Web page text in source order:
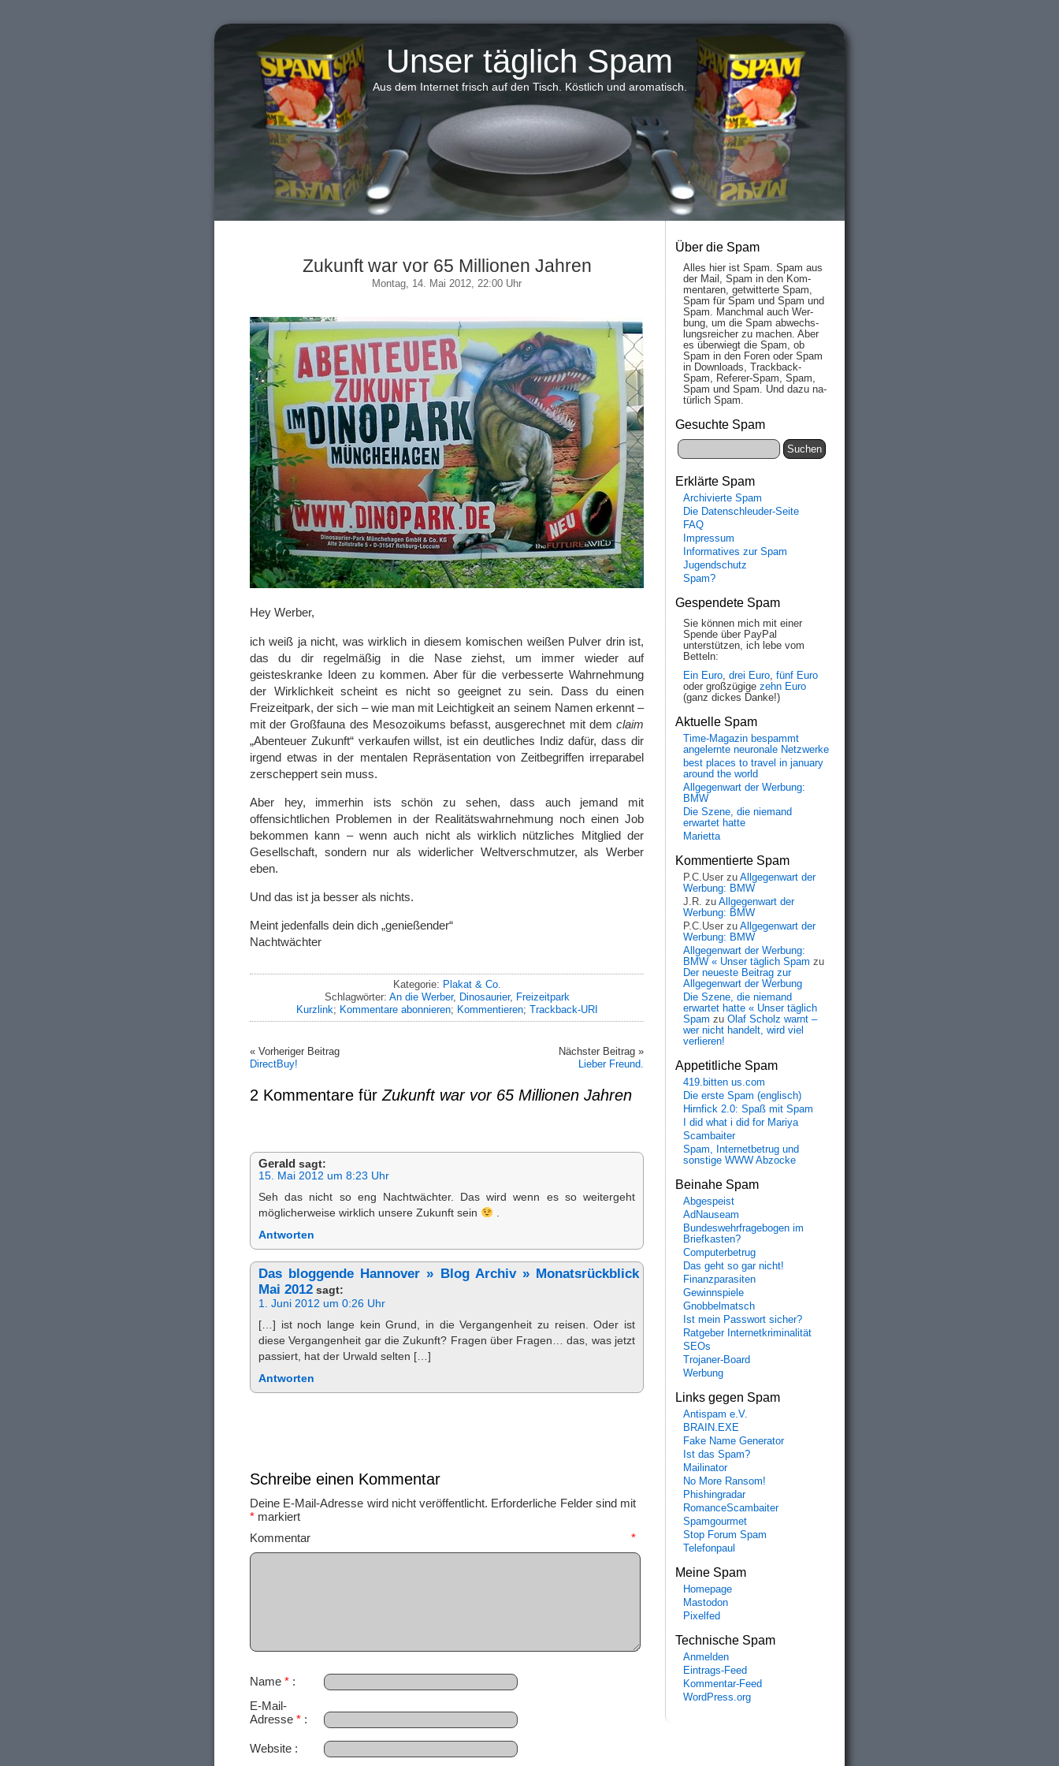
Unser täglich Spam
Aus dem Internet frisch auf den Tisch. Köstlich und aromatisch.
Zukunft war vor 65 Millionen Jahren
Montag, 14. Mai 2012, 22:00 Uhr
Hey Werber,
ich weiß ja nicht, was wirklich in diesem komischen weißen Pulver drin ist,
das du dir regelmäßig in die Nase ziehst, um immer wieder auf
geisteskranke Ideen zu kommen. Aber für die verbesserte Wahrnehmung
der Wirklichkeit scheint es nicht so geeignet zu sein. Dass du einen
Freizeitpark, der sich – wie man mit Leichtigkeit an seinem Namen erkennt –
mit der Großfauna des Mesozoikums befasst, ausgerechnet mit dem claim
„Abenteuer Zukunft“ verkaufen willst, ist ein deutliches Indiz dafür, dass dir
irgend etwas in der mentalen Repräsentation von Zeitbegriffen irreparabel
zerscheppert sein muss.
Aber hey, immerhin ists schön zu sehen, dass auch jemand mit
offensichtlichen Problemen in der Realitätswahrnehmung noch einen Job
bekommen kann – wenn auch nicht als wirklich nützliches Mitglied der
Gesellschaft, sondern nur als widerlicher Weltverschmutzer, als Werber
eben.
Und das ist ja besser als nichts.
Meint jedenfalls dein dich „genießender“
Nachtwächter
Kategorie: Plakat & Co.
Schlagwörter: An die Werber, Dinosaurier, Freizeitpark
Kurzlink; Kommentare abonnieren; Kommentieren; Trackback-URI
« Vorheriger Beitrag
DirectBuy!
Nächster Beitrag »
Lieber Freund.
2 Kommentare für Zukunft war vor 65 Millionen Jahren
Gerald sagt:
15. Mai 2012 um 8:23 Uhr
Seh das nicht so eng Nachtwächter. Das wird wenn es so weitergeht
möglicherweise wirklich unsere Zukunft sein
.
Antworten
Das bloggende Hannover » Blog Archiv » Monatsrückblick
Mai 2012 sagt:
1. Juni 2012 um 0:26 Uhr
[…] ist noch lange kein Grund, in die Vergangenheit zu reisen. Oder ist
diese Vergangenheit gar die Zukunft? Fragen über Fragen… das, was jetzt
passiert, hat der Urwald selten […]
Antworten
Schreibe einen Kommentar
Deine E-Mail-Adresse wird nicht veröffentlicht. Erforderliche Felder sind mit
* markiert
Kommentar *
Name *
E-Mail-
Adresse *
Website
Über die Spam
Alles hier ist Spam. Spam aus
der Mail, Spam in den Kom­
men­taren, ge­twit­ter­te Spam,
Spam für Spam und Spam und
Spam. Manch­mal auch Wer­
bung, um die Spam ab­wechs­
lungs­reich­er zu mach­en. Aber
es über­wiegt die Spam, ob
Spam in den Fo­ren oder Spam
in Down­loads, Track­back-
Spam, Re­fe­rer-Spam, Spam,
Spam und Spam. Und da­zu na­
tür­lich Spam.
Gesuchte Spam
Erklärte Spam
Archivierte Spam
Die Datenschleuder-Seite
FAQ
Impressum
Informatives zur Spam
Jugendschutz
Spam?
Gespendete Spam
Sie können mich mit einer
Spende über PayPal
unterstützen, ich lebe vom
Betteln:
Ein Euro, drei Euro, fünf Euro
oder großzügige zehn Euro
(ganz dickes Danke!)
Aktuelle Spam
Time-Magazin bespammt
angelernte neuronale Netzwerke
best places to travel in january
around the world
Allgegenwart der Werbung:
BMW
Die Szene, die niemand
erwartet hatte
Marietta
Kommentierte Spam
P.C.User zu Allgegenwart der
Werbung: BMW
J.R. zu Allgegenwart der
Werbung: BMW
P.C.User zu Allgegenwart der
Werbung: BMW
Allgegenwart der Werbung:
BMW « Unser täglich Spam zu
Der neueste Beitrag zur
Allgegenwart der Werbung
Die Szene, die niemand
erwartet hatte « Unser täglich
Spam zu Olaf Scholz warnt –
wer nicht handelt, wird viel
verlieren!
Appetitliche Spam
419.bitten us.com
Die erste Spam (englisch)
Hirnfick 2.0: Spaß mit Spam
I did what i did for Mariya
Scambaiter
Spam, Internetbetrug und
sonstige WWW Abzocke
Beinahe Spam
Abgespeist
AdNauseam
Bundeswehrfragebogen im
Briefkasten?
Computerbetrug
Das geht so gar nicht!
Finanzparasiten
Gewinnspiele
Gnobbelmatsch
Ist mein Passwort sicher?
Ratgeber Internetkriminalität
SEOs
Trojaner-Board
Werbung
Links gegen Spam
Antispam e.V.
BRAIN.EXE
Fake Name Generator
Ist das Spam?
Mailinator
No More Ransom!
Phishingradar
RomanceScambaiter
Spamgourmet
Stop Forum Spam
Telefonpaul
Meine Spam
Homepage
Mastodon
Pixelfed
Technische Spam
Anmelden
Eintrags-Feed
Kommentar-Feed
WordPress.org